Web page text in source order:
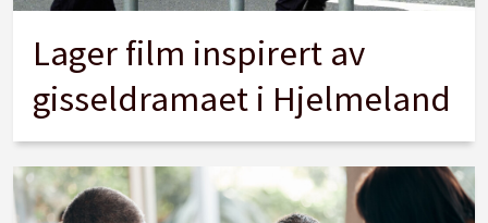
Lager film inspirert av
gisseldramaet i Hjelmeland